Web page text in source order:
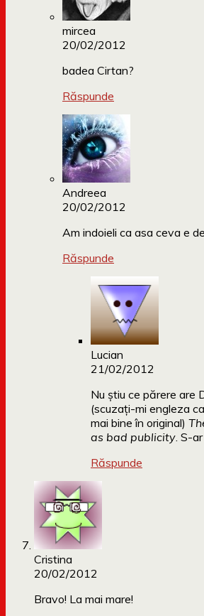
mircea
20/02/2012
badea Cirtan?
Răspunde
Andreea
20/02/2012
Am indoieli ca asa ceva e
Răspunde
Lucian
21/02/2012
Nu ştiu ce părere are
(scuzaţi-mi engleza
mai bine în original)
as bad publicity. S-
Răspunde
Cristina
20/02/2012
Bravo! La mai mare!